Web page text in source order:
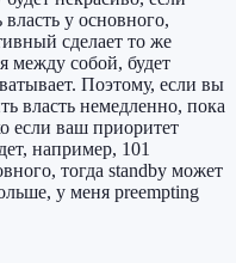
власть у основного,
сделает то же
между собой, будет
Поэтому, если вы
власть немедленно, пока
если ваш приоритет
например, 101
тогда standby может
у меня preempting